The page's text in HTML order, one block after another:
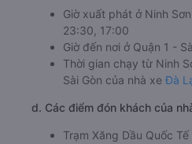
Giờ xuất phát ở Ninh
23:30, 17:00
Giờ đến nơi ở Quận 1 -
Thời gian chạy từ Ninh
Sài Gòn của nhà xe Đà
d. Các điểm đón khách của
Trạm Xăng Dầu Quốc